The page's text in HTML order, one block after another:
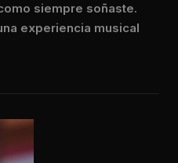
siempre soñaste.
experiencia musical